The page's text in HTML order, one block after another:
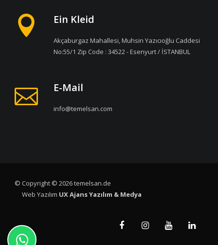
Ein Kleid
Akçaburgaz Mahallesi, Muhsin Yazıcıoğlu Caddesi
No:55/1 Zip Code : 34522 - Esenyurt / İSTANBUL
E-Mail
info@temelsan.com
© Copyright © 2026 temelsan.de
Web Yazılım UX Ajans Yazılım & Medya